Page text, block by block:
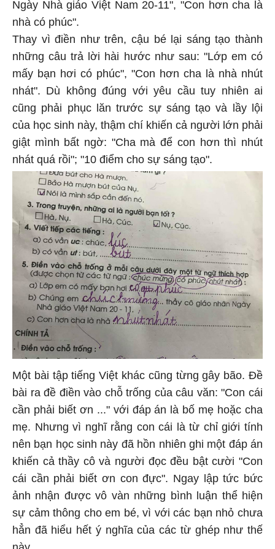
Ngày Nhà giáo Việt Nam 20-11", "Con hơn cha là
nhà có phúc".
Thay vì điền như trên, cậu bé lại sáng tạo thành
những câu trả lời hài hước như sau: "Lớp em có
mấy bạn hơi có phúc", "Con hơn cha là nhà nhút
nhát". Dù không đúng với yêu cầu tuy nhiên ai
cũng phải phục lăn trước sự sáng tạo và lầy lội
của học sinh này, thậm chí khiến cả người lớn phải
giật mình bất ngờ: "Cha mà để con hơn thì nhút
nhát quá rồi"; "10 điểm cho sự sáng tạo".
Một bài tập tiếng Việt khác cũng từng gây bão. Đề
bài ra đề điền vào chỗ trống của câu văn: "Con cái
cần phải biết ơn ..." với đáp án là bố mẹ hoặc cha
mẹ. Nhưng vì nghĩ rằng con cái là từ chỉ giới tính
nên bạn học sinh này đã hồn nhiên ghi một đáp án
khiến cả thầy cô và người đọc đều bật cười "Con
cái cần phải biết ơn con đực". Ngay lập tức bức
ảnh nhận được vô vàn những bình luận thể hiện
sự cảm thông cho em bé, vì với các bạn nhỏ chưa
hẳn đã hiểu hết ý nghĩa của các từ ghép như thế